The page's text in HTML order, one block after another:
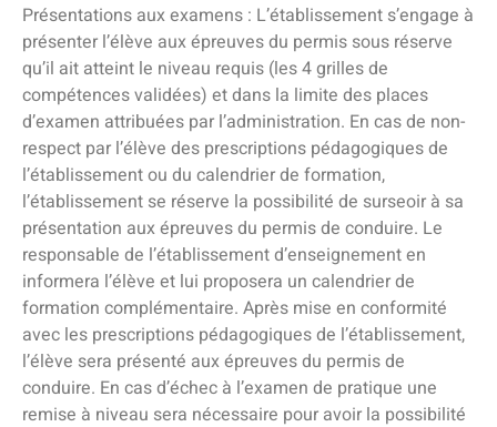
Présentations aux examens : L’établissement s’engage à
présenter l’élève aux épreuves du permis sous réserve
qu’il ait atteint le niveau requis (les 4 grilles de
compétences validées) et dans la limite des places
d’examen attribuées par l’administration. En cas de non-
respect par l’élève des prescriptions pédagogiques de
l’établissement ou du calendrier de formation,
l’établissement se réserve la possibilité de surseoir à sa
présentation aux épreuves du permis de conduire. Le
responsable de l’établissement d’enseignement en
informera l’élève et lui proposera un calendrier de
formation complémentaire. Après mise en conformité
avec les prescriptions pédagogiques de l’établissement,
l’élève sera présenté aux épreuves du permis de
conduire. En cas d’échec à l’examen de pratique une
remise à niveau sera nécessaire pour avoir la possibilité